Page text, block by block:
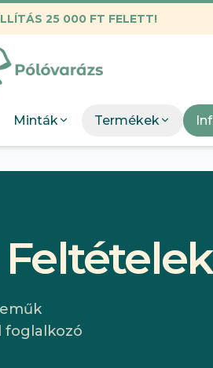
25 000 FT FELETT!
Minták
KIEMELT
Termékek
foglalkozó